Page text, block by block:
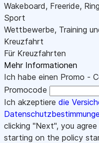
Wakeboard, Freeride,
Sport
Wettbewerbe, Training
Kreuzfahrt
Für Kreuzfahrten
Mehr Informationen
Ich habe einen Promo -
Promocode
Ich akzeptiere die
clicking "Next", you
starting on the policy